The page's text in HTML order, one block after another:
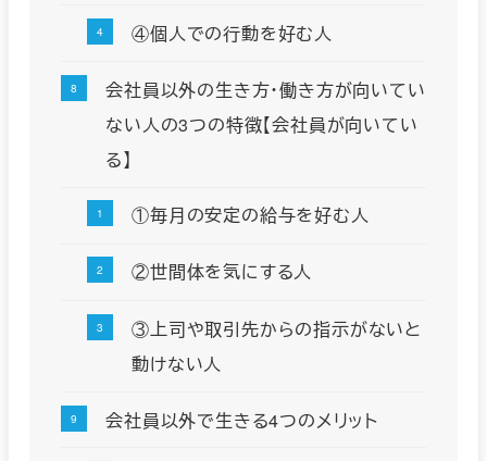
④個人での行動を好む人
会社員以外の生き方・働き方が向いてい
ない人の3つの特徴【会社員が向いてい
る】
①毎月の安定の給与を好む人
②世間体を気にする人
③上司や取引先からの指示がないと
動けない人
会社員以外で生きる4つのメリット